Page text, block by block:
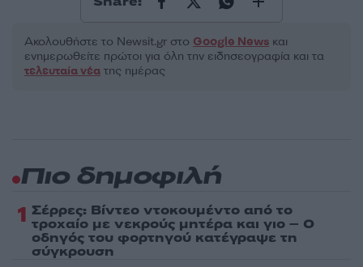
Ακολουθήστε το Νewsit.gr στο Google News και
ενημερωθείτε πρώτοι για όλη την ειδησεογραφία και τα
τελευταία νέα της ημέρας
Πιο δημοφιλή
1 Σέρρες: Βίντεο ντοκουμέντο από το
τροχαίο με νεκρούς μητέρα και γιο – Ο
οδηγός του φορτηγού κατέγραψε τη
σύγκρουση